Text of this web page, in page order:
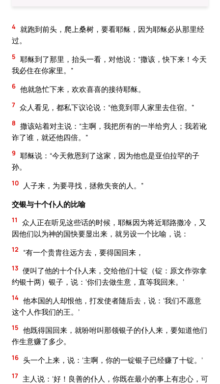
4 就跑到前头，爬上桑树，要看耶稣，因为耶稣必从那里经
过。
5 耶稣到了那里，抬头一看，对他说：“撒该，快下来！今天
我必住在你家里。”
6 他就急忙下来，欢欢喜喜的接待耶稣。
7 众人看见，都私下议论说：“他竟到罪人家里去住宿。”
8 撒该站着对主说：“主啊，我把所有的一半给穷人；我若讹
诈了谁，就还他四倍。”
9 耶稣说：“今天救恩到了这家，因为他也是亚伯拉罕的子
孙。
10
人子来，为要寻找，拯救失丧的人。”
交银与十个仆人的比喻
11
众人正在听见这些话的时候，耶稣因为将近耶路撒冷，又
因他们以为神的国快要显出来，就另设一个比喻，说：
12 “有一个贵胄往远方去，要得国回来，
13 便叫了他的十个仆人来，交给他们十锭（锭：原文作弥拿
约银十两）银子，说：‘你们去做生意，直等我回来。’
14 他本国的人却恨他，打发使者随后去，说：‘我们不愿意
这个人作我们的王。’
15 他既得国回来，就吩咐叫那领银子的仆人来，要知道他们
作生意赚了多少。
16 头一个上来，说：‘主啊，你的一锭银子已经赚了十锭。’
17 主人说：‘好！良善的仆人，你既在最小的事上有忠心，可